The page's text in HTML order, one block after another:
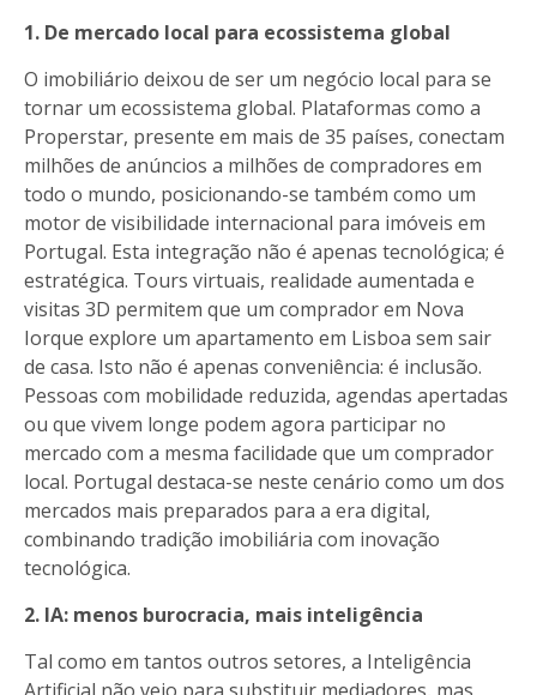
1. De mercado local para ecossistema global
O imobiliário deixou de ser um negócio local para se
tornar um ecossistema global. Plataformas como a
Properstar, presente em mais de 35 países, conectam
milhões de anúncios a milhões de compradores em
todo o mundo, posicionando-se também como um
motor de visibilidade internacional para imóveis em
Portugal. Esta integração não é apenas tecnológica; é
estratégica. Tours virtuais, realidade aumentada e
visitas 3D permitem que um comprador em Nova
Iorque explore um apartamento em Lisboa sem sair
de casa. Isto não é apenas conveniência: é inclusão.
Pessoas com mobilidade reduzida, agendas apertadas
ou que vivem longe podem agora participar no
mercado com a mesma facilidade que um comprador
local. Portugal destaca-se neste cenário como um dos
mercados mais preparados para a era digital,
combinando tradição imobiliária com inovação
tecnológica.
2. IA: menos burocracia, mais inteligência
Tal como em tantos outros setores, a Inteligência